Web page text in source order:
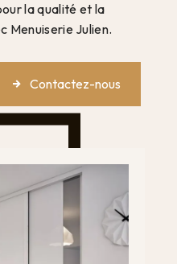
la qualité et la
Menuiserie Julien.
Contactez-nous